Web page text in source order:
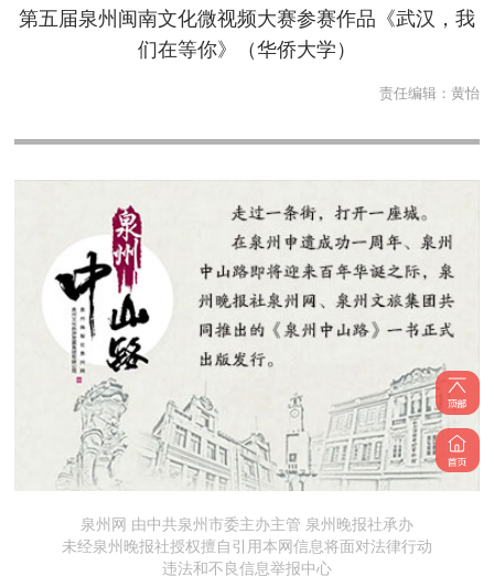
第五届泉州闽南文化微视频大赛参赛作品《武汉，我
们在等你》（华侨大学）
责任编辑： 黄怡
泉州网 由中共泉州市委主办主管 泉州晚报社承办
未经泉州晚报社授权擅自引用本网信息将面对法律行动
违法和不良信息举报中心